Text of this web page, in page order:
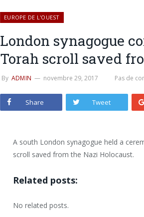
EUROPE DE L'OUEST
London synagogue
Torah scroll saved
By ADMIN novembre 29, 2017 Pas de
Share Tweet
A south London synagogue held a
scroll saved from the Nazi Holocaust.
Related posts:
No related posts.